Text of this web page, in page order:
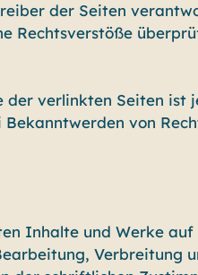
der Seiten
Rechtsverstöße
der verlinkten Seiten ist
von
Inhalte und Werke
Verbreitung